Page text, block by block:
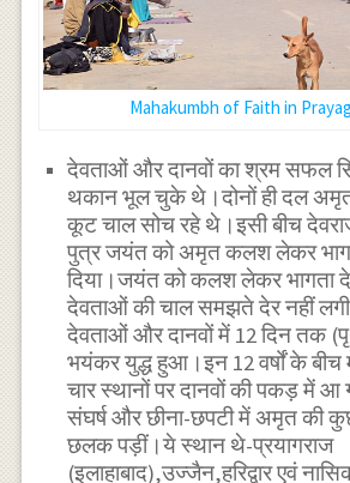
Mahakumbh of Faith in
देवताओं और दानवों का श्रम सफल
थकान भूल चुके थे।दोनों ही दल
कूट चाल सोच रहे थे।इसी बीच
पुत्र जयंत को अमृत कलश लेकर
दिया।जयंत को कलश लेकर भागता
देवताओं की चाल समझते देर नहीं
देवताओं और दानवों में 12 दिन तक
भयंकर युद्ध हुआ।इन 12 वर्षों के
चार स्थानों पर दानवों की पकड़ में
संघर्ष और छीना-छपटी में अमृत की
छलक पड़ीं।ये स्थान थे-प्रयागराज
(इलाहाबाद),उज्जैन,हरिद्वार एवं